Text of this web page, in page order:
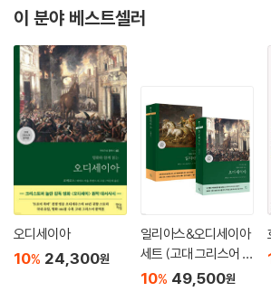
적용한다. 밀턴의 노력에도 불구하고 스테퍼니데
적 관계들이 파고들어 와 있으며, 그의 삶은 모국
을 두고 있다. 그의 핫도그 체인점 이름이 헤르클레
실을 보여 준다. 밀턴의 장례식에 그의 사업상 동
으며, 아들에게 상속된 그의 핫도그 체인은 얼마
3세대의 경험: 경계들 사이에서 살아가기
밀턴이 ‘완벽한 미국인’이 되기 위해 억압했던 정
으로 보기에는 완벽하게 동화된 미국 중상류층 소
오페에게서 모호한 성 정체성이라는 형태로 귀환
정체성은 이산의 역사와도 깊은 연관이 있다. 칼리
히 생물학적 문제가 아니라, 데스데모나와 레프티
작은 마을에 뿌리 깊이 박혀 있던 근친혼의 문화적
이 분야 베스트셀러
오디세이아
10% 24,300원
일리아스&오디세이아
세트 (고대 그리스어 완
역본)
10% 49,500원